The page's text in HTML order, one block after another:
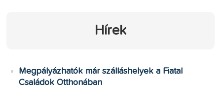
Hírek
Megpályázhatók már szálláshelyek a Fiatal
Családok Otthonában